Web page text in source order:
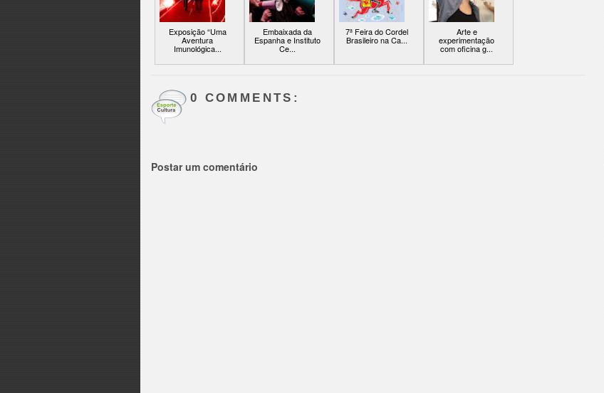
Exposição “Uma
Aventura
Imunológica...
Embaixada da
Espanha e Instituto
Ce...
7ª Feira do Cordel
Brasileiro na Ca...
Arte e
experimentação
com oficina g...
0 COMMENTS:
Postar um comentário